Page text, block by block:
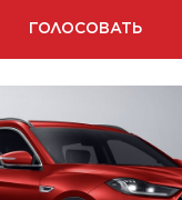
ГОЛОСОВАТЬ